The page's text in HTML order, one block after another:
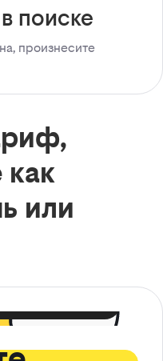
поиске
произнесите
как
или